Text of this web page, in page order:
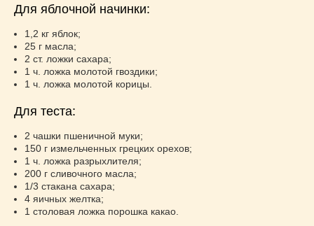
Печенье (13)
Пироги (55)
Польская кухня
Постные(52)
Праздничные блюда (63)
Простые(102)
Рыба
Салаты(33)
Советы(42)
Соусы(8)
Супы(45)
Для яблочной начинки:
1,2 кг яблок;
25 г масла;
2 ст. ложки сахара;
1 ч. ложка молотой гвоздики;
1 ч. ложка молотой корицы.
Для теста:
2 чашки пшеничной муки;
150 г измельченных грецких орехов;
1 ч. ложка разрыхлителя;
200 г сливочного масла;
1/3 стакана сахара;
4 яичных желтка;
1 столовая ложка порошка какао.